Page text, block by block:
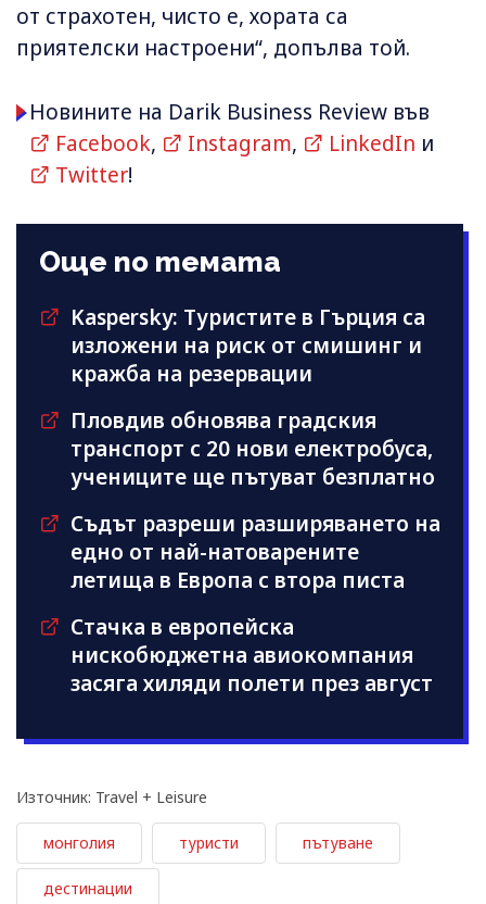
от страхотен, чисто е, хората са
приятелски настроени“, допълва той.
Новините на Darik Business Review във
Facebook, Instagram, LinkedIn и
Twitter!
Още по темата
Kaspersky: Туристите в Гърция са
изложени на риск от смишинг и
кражба на резервации
Пловдив обновява градския
транспорт с 20 нови електробуса,
учениците ще пътуват безплатно
Съдът разреши разширяването на
едно от най-натоварените
летища в Европа с втора писта
Стачка в европейска
нискобюджетна авиокомпания
засяга хиляди полети през август
Източник: Travel + Leisure
монголия туристи пътуване
дестинации